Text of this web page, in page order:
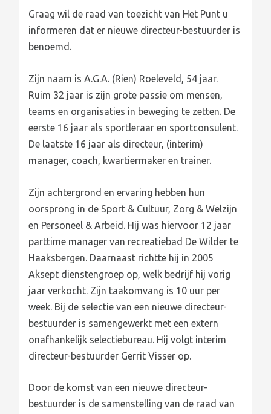
Graag wil de raad van toezicht van Het Punt u
informeren dat er nieuwe directeur-bestuurder is
benoemd.
Zijn naam is A.G.A. (Rien) Roeleveld, 54 jaar.
Ruim 32 jaar is zijn grote passie om mensen,
teams en organisaties in beweging te zetten. De
eerste 16 jaar als sportleraar en sportconsulent.
De laatste 16 jaar als directeur, (interim)
manager, coach, kwartiermaker en trainer.
Zijn achtergrond en ervaring hebben hun
oorsprong in de Sport & Cultuur, Zorg & Welzijn
en Personeel & Arbeid. Hij was hiervoor 12 jaar
parttime manager van recreatiebad De Wilder te
Haaksbergen. Daarnaast richtte hij in 2005
Aksept dienstengroep op, welk bedrijf hij vorig
jaar verkocht. Zijn taakomvang is 10 uur per
week. Bij de selectie van een nieuwe directeur-
bestuurder is samengewerkt met een extern
onafhankelijk selectiebureau. Hij volgt interim
directeur-bestuurder Gerrit Visser op.
Door de komst van een nieuwe directeur-
bestuurder is de samenstelling van de raad van